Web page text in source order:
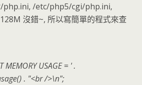
/etc/php5/cgi/php.ini,
沒錯~, 所以寫簡單的程式來查
MEMORY USAGE = ' .
. "<br />\n";